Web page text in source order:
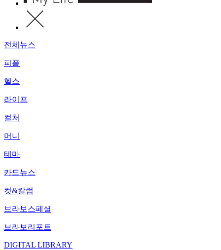
전체뉴스
피플
헬스
라이프
컬처
머니
테마
카드뉴스
컷&칼럼
브라보스페셜
브라보리포트
DIGITAL LIBRARY